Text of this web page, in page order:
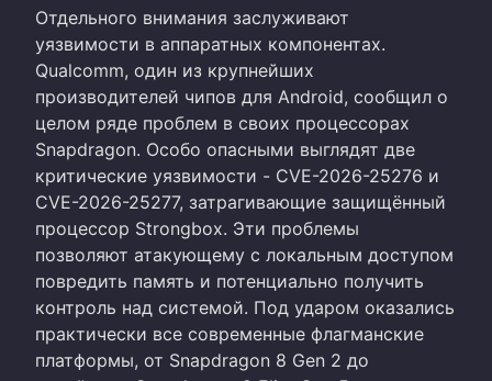
Отдельного внимания заслуживают
уязвимости в аппаратных компонентах.
Qualcomm, один из крупнейших
производителей чипов для Android, сообщил о
целом ряде проблем в своих процессорах
Snapdragon. Особо опасными выглядят две
критические уязвимости - CVE-2026-25276 и
CVE-2026-25277, затрагивающие защищённый
процессор Strongbox. Эти проблемы
позволяют атакующему с локальным доступом
повредить память и потенциально получить
контроль над системой. Под ударом оказались
практически все современные флагманские
платформы, от Snapdragon 8 Gen 2 до